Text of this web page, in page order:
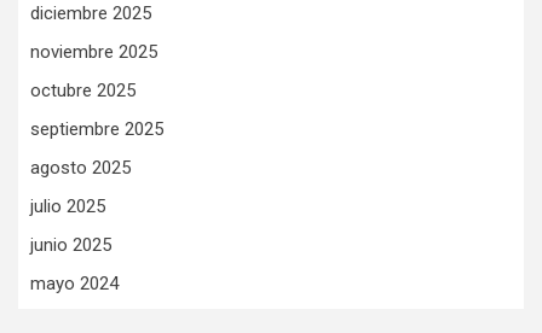
diciembre 2025
noviembre 2025
octubre 2025
septiembre 2025
agosto 2025
julio 2025
junio 2025
mayo 2024